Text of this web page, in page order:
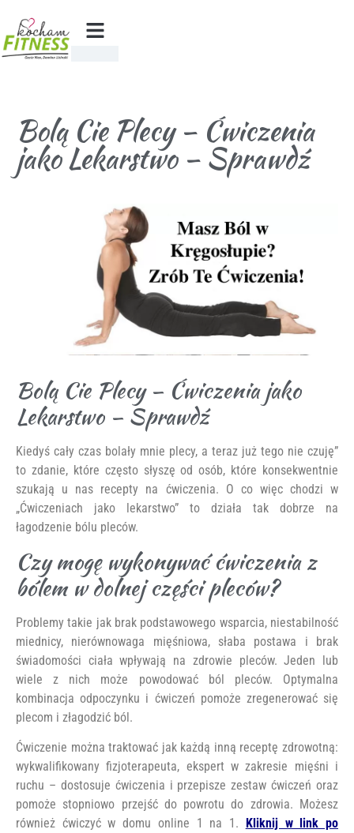
Bolą Cie Plecy – Ćwiczenia
jako Lekarstwo – Sprawdź
Bolą Cie Plecy – Ćwiczenia jako
Lekarstwo – Sprawdź
Kiedyś cały czas bolały mnie plecy, a teraz już tego nie czuję”
to zdanie, które często słyszę od osób, które konsekwentnie
szukają u nas recepty na ćwiczenia. O co więc chodzi w
„Ćwiczeniach jako lekarstwo” to działa tak dobrze na
łagodzenie bólu pleców.
Czy mogę wykonywać ćwiczenia z
bólem w dolnej części pleców?
Problemy takie jak brak podstawowego wsparcia, niestabilność
miednicy, nierównowaga mięśniowa, słaba postawa i brak
świadomości ciała wpływają na zdrowie pleców. Jeden lub
wiele z nich może powodować ból pleców. Optymalna
kombinacja odpoczynku i ćwiczeń pomoże zregenerować się
plecom i złagodzić ból.
Ćwiczenie można traktować jak każdą inną receptę zdrowotną:
wykwalifikowany fizjoterapeuta, ekspert w zakresie mięśni i
ruchu – dostosuje ćwiczenia i przepisze zestaw ćwiczeń oraz
pomoże stopniowo przejść do powrotu do zdrowia. Możesz
również ćwiczyć w domu online 1 na 1. Kliknij w link po